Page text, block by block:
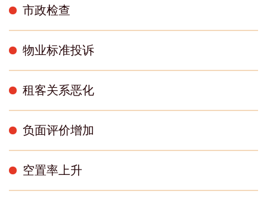
市政检查
物业标准投诉
租客关系恶化
负面评价增加
空置率上升